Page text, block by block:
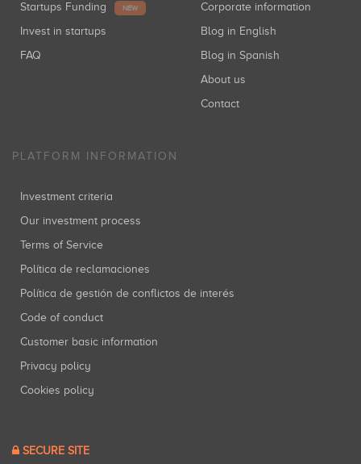
Startups Funding NEW
Invest in startups
FAQ
Corporate information
Blog in English
Blog in Spanish
About us
Contact
PLATFORM INFORMATION
Investment criteria
Our investment process
Terms of Service
Política de reclamaciones
Política de gestión de conflictos de interés
Code of conduct
Customer basic information
Privacy policy
Cookies policy
SECURE SITE